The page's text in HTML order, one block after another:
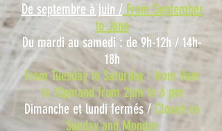
De septembre à juin /From September
to June
Du mardi au samedi : de 9h-12h / 14h-
18h
From Tuesday to Saturday : from 9am
to 12pmand from 2pm to 6 pm
Dimanche et lundi fermés / Closed on
Sunday and Monday